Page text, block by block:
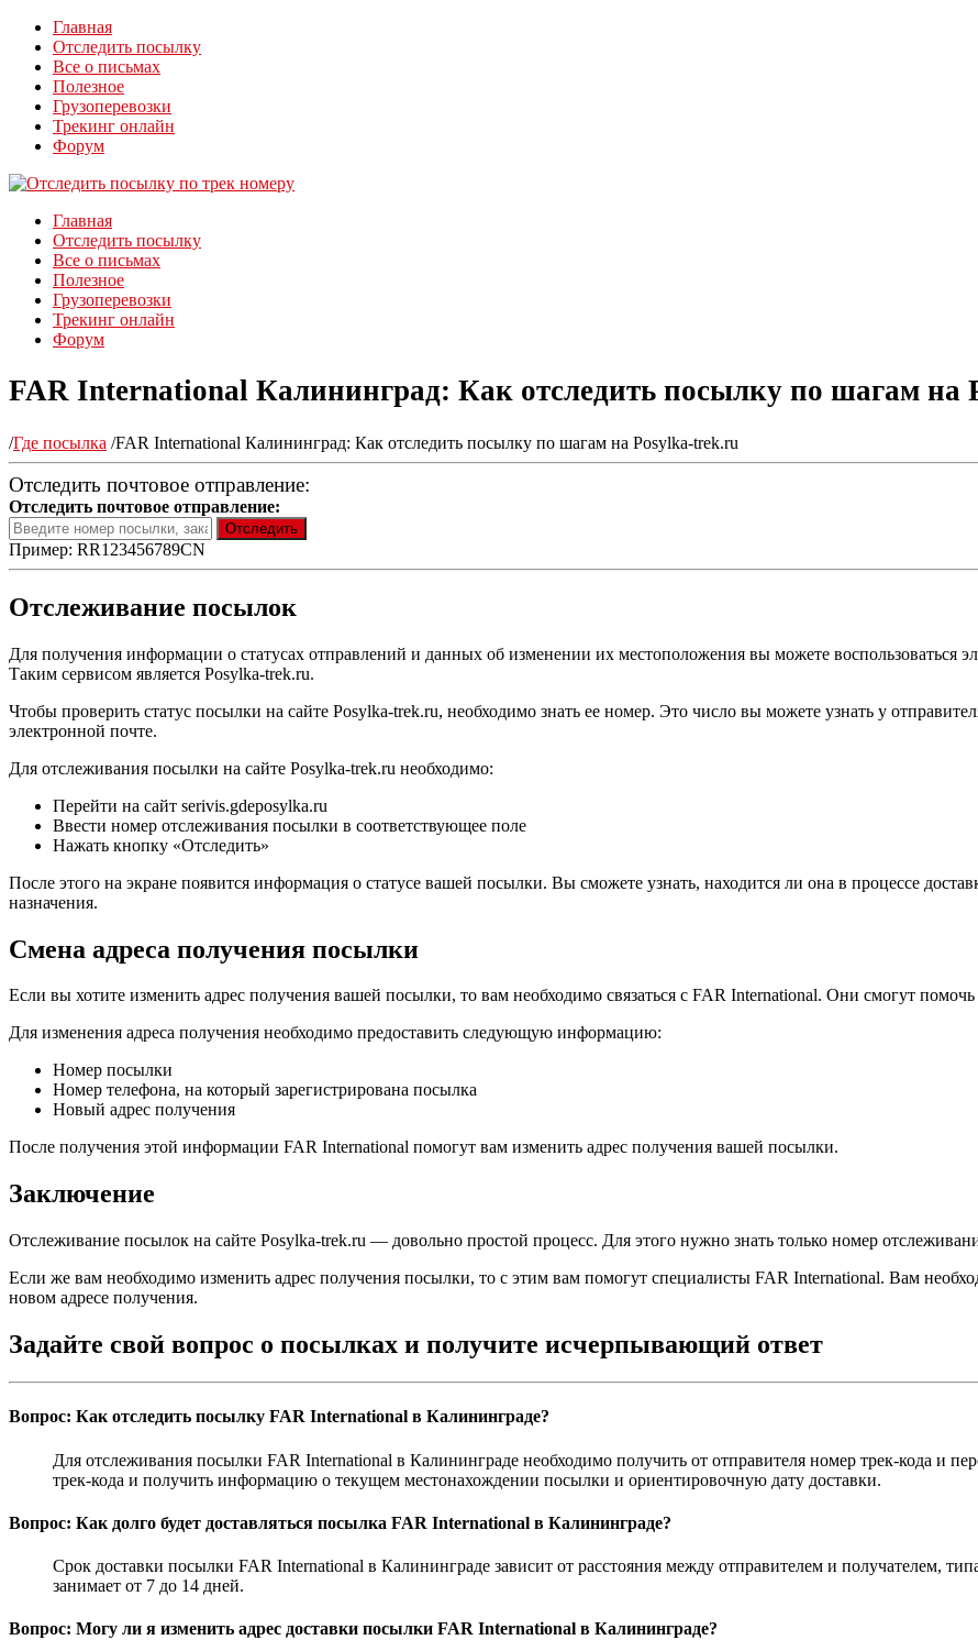
Главная
Отследить посылку
Все о письмах
Полезное
Грузоперевозки
Трекинг онлайн
Форум
Главная
Отследить посылку
Все о письмах
Полезное
Грузоперевозки
Трекинг онлайн
Форум
FAR International Калининград: Как отследить посылку по шагам на
/Где посылка /FAR International Калининград: Как отследить посылку по шагам на Posylka-trek.ru
Отследить почтовое отправление:
Отследить почтовое отправление:
Пример: RR123456789CN
Отслеживание посылок
Для получения информации о статусах отправлений и данных об изменении их местоположения вы можете воспользоваться
Таким сервисом является Posylka-trek.ru.
Чтобы проверить статус посылки на сайте Posylka-trek.ru, необходимо знать ее номер. Это число вы можете узнать у
электронной почте.
Для отслеживания посылки на сайте Posylka-trek.ru необходимо:
Перейти на сайт serivis.gdeposylka.ru
Ввести номер отслеживания посылки в соответствующее поле
Нажать кнопку «Отследить»
После этого на экране появится информация о статусе вашей посылки. Вы сможете узнать, находится ли она в процессе
назначения.
Смена адреса получения посылки
Если вы хотите изменить адрес получения вашей посылки, то вам необходимо связаться с FAR International. Они смогут помочь
Для изменения адреса получения необходимо предоставить следующую информацию:
Номер посылки
Номер телефона, на который зарегистрирована посылка
Новый адрес получения
После получения этой информации FAR International помогут вам изменить адрес получения вашей посылки.
Заключение
Отслеживание посылок на сайте Posylka-trek.ru — довольно простой процесс. Для этого нужно знать только номер
Если же вам необходимо изменить адрес получения посылки, то с этим вам помогут специалисты FAR International. Вам
новом адресе получения.
Задайте свой вопрос о посылках и получите исчерпывающий ответ
Вопрос: Как отследить посылку FAR International в Калининграде?
Для отслеживания посылки FAR International в Калининграде необходимо получить от отправителя номер трек-кода и
трек-кода и получить информацию о текущем местонахождении посылки и ориентировочную дату доставки.
Вопрос: Как долго будет доставляться посылка FAR International в Калининграде?
Срок доставки посылки FAR International в Калининграде зависит от расстояния между отправителем и получателем,
занимает от 7 до 14 дней.
Вопрос: Могу ли я изменить адрес доставки посылки FAR International в Калининграде?